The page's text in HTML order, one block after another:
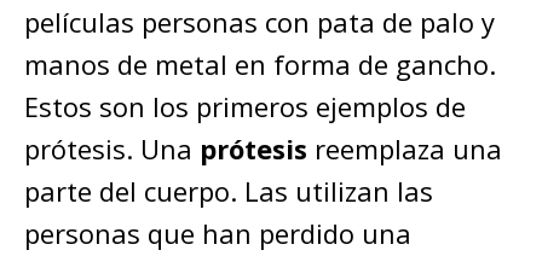
películas personas con pata de palo y
manos de metal en forma de gancho.
Estos son los primeros ejemplos de
prótesis. Una prótesis reemplaza una
parte del cuerpo. Las utilizan las
personas que han perdido una